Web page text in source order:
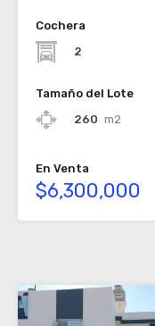
Cochera
2
Tamaño del Lote
260 m2
En Venta
$6,300,000